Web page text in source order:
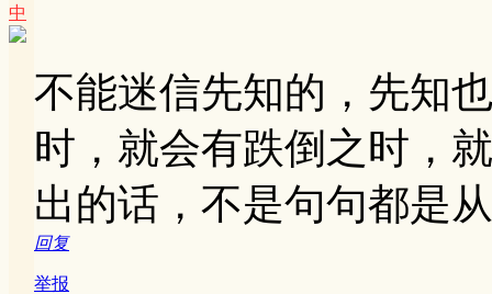
中
不能迷信先知的，先知
时，就会有跌倒之时，
出的话，不是句句都是
回复
举报